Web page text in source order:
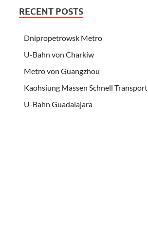
RECENT POSTS
Dnipropetrowsk Metro
U-Bahn von Charkiw
Metro von Guangzhou
Kaohsiung Massen Schnell Transport
U-Bahn Guadalajara